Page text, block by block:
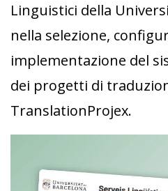
Linguistici della
nella selezione,
implementazione del
dei progetti di
TranslationProjex.